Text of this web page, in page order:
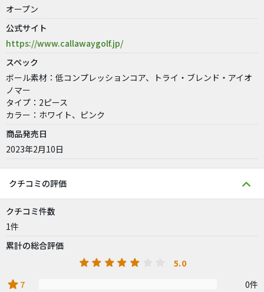
オープン
公式サイト
https://www.callawaygolf.jp/
スペック
ボール素材：低コンプレッションコア、トライ・ブレンド・アイオ
ノマー
タイプ：2ピース
カラー：ホワイト、ピンク
商品発売日
2023年2月10日
クチコミの評価
クチコミ件数
1件
累計の総合評価
5.0
star 7 0件